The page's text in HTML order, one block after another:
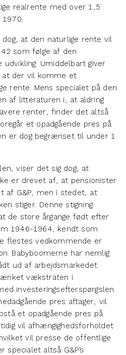
realrente med over 1,5
1970.
at den naturlige rente vil
som følge af den
Umiddelbart giver
at der vil komme et
rente. Mens specialet på den
af litteraturen i, at aldring
renter, finder det altså
et opadgående pres på
er dog begrænset til under 1
viser det sig dog, at
er drevet af, at pensionister
af G&P, men i stedet, at
stiger. Denne stigning
de store årgange født efter
1946-1964, kendt som
flestes vedkommende er
Babyboomerne har nemlig
ud af arbejdsmarkedet.
vækstraten i
investeringsefterspørgslen.
pres aftager, vil
et opadgående pres på
vil afhængighedsforholdet
vil presse de offentlige
altså G&P’s